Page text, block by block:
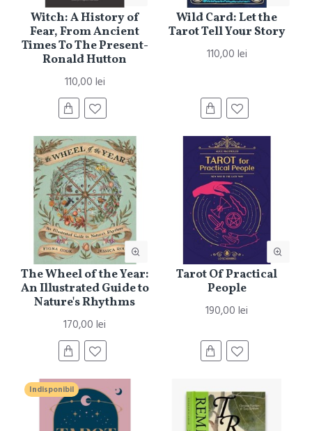
Witch: A History of
Fear, From Ancient
Times To The Present-
Ronald Hutton
110,00 lei
Wild Card: Let the
Tarot Tell Your Story
110,00 lei
The Wheel of the Year:
An Illustrated Guide to
Nature's Rhythms
170,00 lei
Tarot Of Practical
People
190,00 lei
Indisponibil